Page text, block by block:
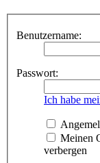
Benutzername:
Passwort:
Ich habe
Meinen
verbergen